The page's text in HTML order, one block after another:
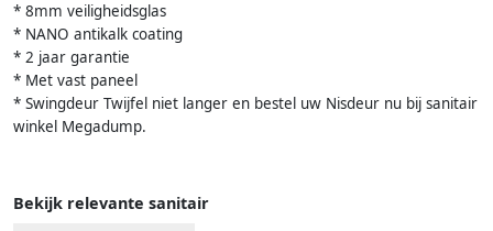
* 8mm veiligheidsglas
* NANO antikalk coating
* 2 jaar garantie
* Met vast paneel
* Swingdeur Twijfel niet langer en bestel uw Nisdeur nu bij sanitair
winkel Megadump.
Bekijk relevante sanitair